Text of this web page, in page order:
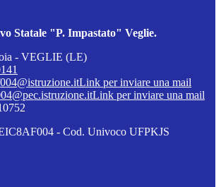
Statale "P. Impastato" Veglie.
- VEGLIE (LE)
Link per inviare una mail
Link per inviare una mail
- Cod. Univoco UFPKJS